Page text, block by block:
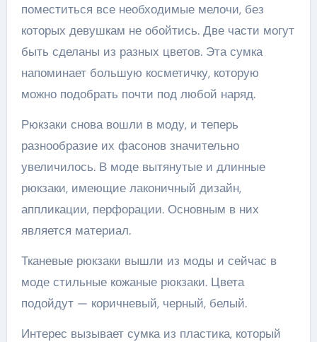
поместиться все необходимые мелочи, без
которых девушкам не обойтись. Две части могут
быть сделаны из разных цветов. Эта сумка
напоминает большую косметичку, которую
можно подобрать почти под любой наряд.
Рюкзаки снова вошли в моду, и теперь
разнообразие их фасонов значительно
увеличилось. В моде вытянутые и длинные
рюкзаки, имеющие лаконичный дизайн,
аппликации, перфорации. Основным в них
является материал.
Тканевые рюкзаки вышли из моды и сейчас в
моде стильные кожаные рюкзаки. Цвета
подойдут — коричневый, черный, белый.
Интерес вызывает сумка из пластика, который